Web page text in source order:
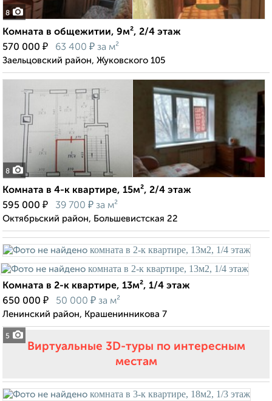
8
Комната в общежитии, 9м², 2/4 этаж
570 000 ₽ 63 400 ₽ за м²
Заельцовский район, Жуковского 105
8
Комната в 4-к квартире, 15м², 2/4 этаж
595 000 ₽ 39 700 ₽ за м²
Октябрьский район, Большевистская 22
5
Комната в 2-к квартире, 13м², 1/4 этаж
650 000 ₽ 50 000 ₽ за м²
Ленинский район, Крашенинникова 7
Виртуальные 3D-туры по интересным
местам